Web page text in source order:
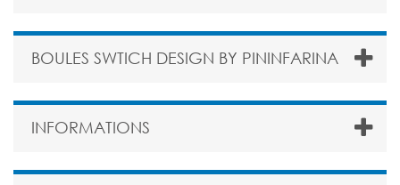
BOULES SWTICH DESIGN BY PININFARINA
INFORMATIONS